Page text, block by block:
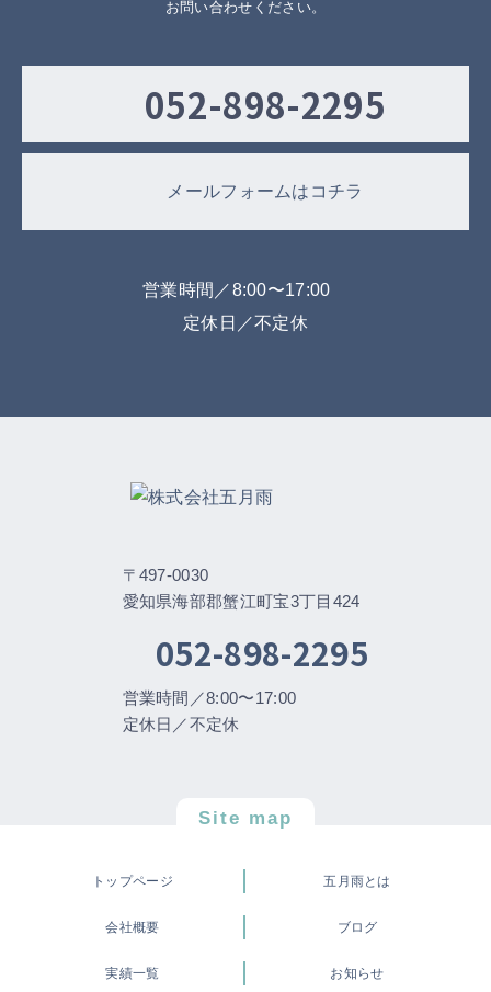
お問い合わせください。
052-898-2295
メールフォームはコチラ
営業時間／8:00〜17:00
定休日／不定休
〒497-0030
愛知県海部郡蟹江町宝3丁目424
052-898-2295
営業時間／8:00〜17:00
定休日／不定休
Site map
トップページ 五月雨とは
会社概要 ブログ
実績一覧 お知らせ